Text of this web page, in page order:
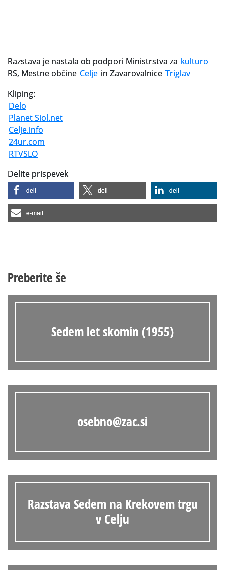
Razstava je nastala ob podpori Ministrstva za kulturo
RS, Mestne občine Celje in Zavarovalnice Triglav
Kliping:
Delo
Planet Siol.net
Celje.info
24ur.com
RTVSLO
Delite prispevek
deli deli deli
e-mail
Preberite še
Sedem let skomin (1955)
osebno@zac.si
Razstava Sedem na Krekovem trgu
v Celju